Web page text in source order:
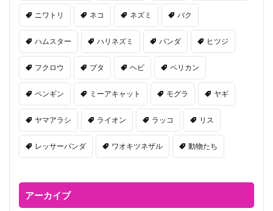
ニワトリ ネコ ネズミ バク
ハムスター ハリネズミ パンダ ヒツジ
フクロウ ブタ ヘビ ペリカン
ペンギン ミーアキャット モグラ ヤギ
ヤマアラシ ライオン ラッコ リス
レッサーパンダ ワオキツネザル 動物たち
アーカイブ